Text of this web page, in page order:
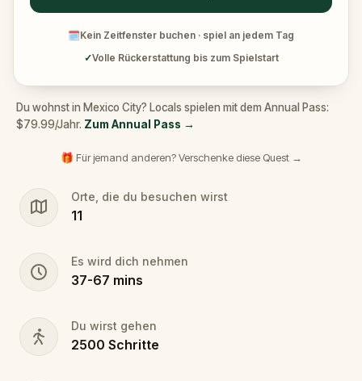
🗓Kein Zeitfenster buchen · spiel an jedem Tag
✓Volle Rückerstattung bis zum Spielstart
Du wohnst in Mexico City? Locals spielen mit dem Annual Pass:
$79.99/Jahr. Zum Annual Pass →
🎁 Für jemand anderen? Verschenke diese Quest →
Orte, die du besuchen wirst
11
Es wird dich nehmen
37-67 mins
Du wirst gehen
2500 Schritte